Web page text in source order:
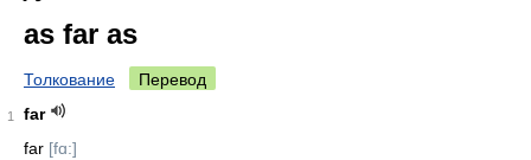
as far as
Толкование Перевод
1
far
far [fɑ:]